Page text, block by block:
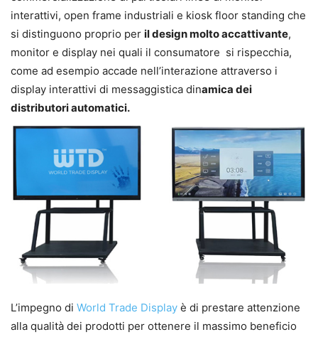
interattivi, open frame industriali e kiosk floor standing che
si distinguono proprio per il design molto accattivante,
monitor e display nei quali il consumatore si rispecchia,
come ad esempio accade nell’interazione attraverso i
display interattivi di messaggistica dinamica dei
distributori automatici.
L’impegno di World Trade Display è di prestare attenzione
alla qualità dei prodotti per ottenere il massimo beneficio